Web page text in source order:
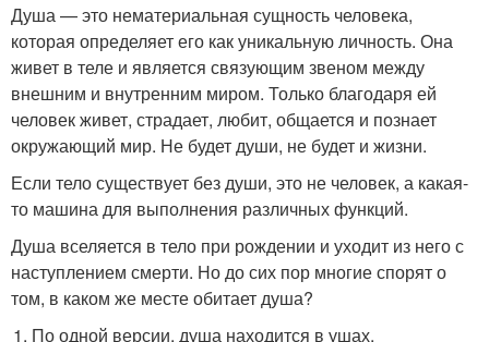
Душа — это нематериальная сущность человека,
которая определяет его как уникальную личность. Она
живет в теле и является связующим звеном между
внешним и внутренним миром. Только благодаря ей
человек живет, страдает, любит, общается и познает
окружающий мир. Не будет души, не будет и жизни.
Если тело существует без души, это не человек, а какая-
то машина для выполнения различных функций.
Душа вселяется в тело при рождении и уходит из него с
наступлением смерти. Но до сих пор многие спорят о
том, в каком же месте обитает душа?
По одной версии, душа находится в ушах.